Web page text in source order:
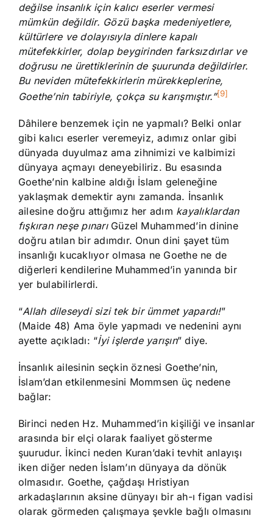
değilse insanlık için kalıcı eserler vermesi
mümkün değildir. Gözü başka medeniyetlere,
kültürlere ve dolayısıyla dinlere kapalı
mütefekkirler, dolap beygirinden farksızdırlar ve
doğrusu ne ürettiklerinin de şuurunda değildirler.
Bu neviden mütefekkirlerin mürekkeplerine,
Goethe’nin tabiriyle, çokça su karışmıştır.”[9]
Dâhilere benzemek için ne yapmalı? Belki onlar
gibi kalıcı eserler veremeyiz, adımız onlar gibi
dünyada duyulmaz ama zihnimizi ve kalbimizi
dünyaya açmayı deneyebiliriz. Bu esasında
Goethe’nin kalbine aldığı İslam geleneğine
yaklaşmak demektir aynı zamanda. İnsanlık
ailesine doğru attığımız her adım kayalıklardan
fışkıran neşe pınarı Güzel Muhammed’in dinine
doğru atılan bir adımdır. Onun dini şayet tüm
insanlığı kucaklıyor olmasa ne Goethe ne de
diğerleri kendilerine Muhammed’in yanında bir
yer bulabilirlerdi.
“Allah dileseydi sizi tek bir ümmet yapardı!”
(Maide 48) Ama öyle yapmadı ve nedenini aynı
ayette açıkladı: “İyi işlerde yarışın” diye.
İnsanlık ailesinin seçkin öznesi Goethe’nin,
İslam’dan etkilenmesini Mommsen üç nedene
bağlar:
Birinci neden Hz. Muhammed’in kişiliği ve insanlar
arasında bir elçi olarak faaliyet gösterme
şuurudur. İkinci neden Kuran’daki tevhit anlayışı
iken diğer neden İslam’ın dünyaya da dönük
olmasıdır. Goethe, çağdaşı Hristiyan
arkadaşlarının aksine dünyayı bir ah-ı figan vadisi
olarak görmeden çalışmaya şevkle bağlı olmasını